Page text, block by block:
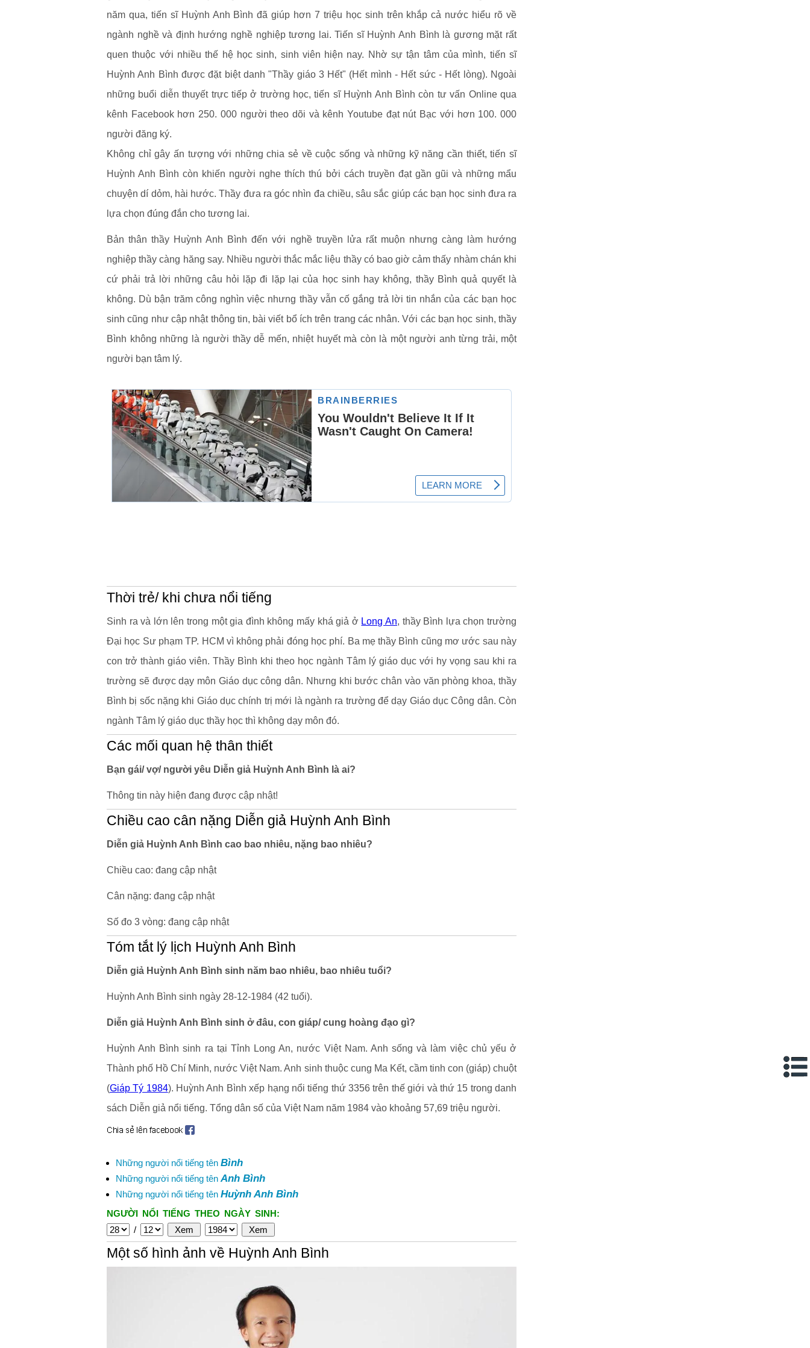
năm qua, tiến sĩ Huỳnh Anh Bình đã giúp hơn 7 triệu học sinh trên khắp cả nước hiểu rõ về
ngành nghề và định hướng nghề nghiệp tương lai. Tiến sĩ Huỳnh Anh Bình là gương mặt rất
quen thuộc với nhiều thế hệ học sinh, sinh viên hiện nay. Nhờ sự tận tâm của mình, tiến sĩ
Huỳnh Anh Bình được đặt biệt danh "Thầy giáo 3 Hết" (Hết mình - Hết sức - Hết lòng). Ngoài
những buổi diễn thuyết trực tiếp ở trường học, tiến sĩ Huỳnh Anh Bình còn tư vấn Online qua
kênh Facebook hơn 250. 000 người theo dõi và kênh Youtube đạt nút Bạc với hơn 100. 000
người đăng ký.
Không chỉ gây ấn tượng với những chia sẻ về cuộc sống và những kỹ năng cần thiết, tiến sĩ
Huỳnh Anh Bình còn khiến người nghe thích thú bởi cách truyền đạt gần gũi và những mẩu
chuyện dí dỏm, hài hước. Thầy đưa ra góc nhìn đa chiều, sâu sắc giúp các bạn học sinh đưa ra
lựa chọn đúng đắn cho tương lai.
Bản thân thầy Huỳnh Anh Bình đến với nghề truyền lửa rất muộn nhưng càng làm hướng
nghiệp thầy càng hăng say. Nhiều người thắc mắc liệu thầy có bao giờ cảm thấy nhàm chán khi
cứ phải trả lời những câu hỏi lặp đi lặp lại của học sinh hay không, thầy Bình quả quyết là
không. Dù bận trăm công nghìn việc nhưng thầy vẫn cố gắng trả lời tin nhắn của các bạn học
sinh cũng như cập nhật thông tin, bài viết bổ ích trên trang các nhân. Với các bạn học sinh, thầy
Bình không những là người thầy dễ mến, nhiệt huyết mà còn là một người anh từng trải, một
người bạn tâm lý.
Thời trẻ/ khi chưa nổi tiếng
Sinh ra và lớn lên trong một gia đình không mấy khá giả ở Long An, thầy Bình lựa chọn trường
Đại học Sư phạm TP. HCM vì không phải đóng học phí. Ba mẹ thầy Bình cũng mơ ước sau này
con trở thành giáo viên. Thầy Bình khi theo học ngành Tâm lý giáo dục với hy vọng sau khi ra
trường sẽ được dạy môn Giáo dục công dân. Nhưng khi bước chân vào văn phòng khoa, thầy
Bình bị sốc nặng khi Giáo dục chính trị mới là ngành ra trường để dạy Giáo dục Công dân. Còn
ngành Tâm lý giáo dục thầy học thì không dạy môn đó.
Các mối quan hệ thân thiết
Bạn gái/ vợ/ người yêu Diễn giả Huỳnh Anh Bình là ai?
Thông tin này hiện đang được cập nhật!
Chiều cao cân nặng Diễn giả Huỳnh Anh Bình
Diễn giả Huỳnh Anh Bình cao bao nhiêu, nặng bao nhiêu?
Chiều cao: đang cập nhật
Cân nặng: đang cập nhật
Số đo 3 vòng: đang cập nhật
Tóm tắt lý lịch Huỳnh Anh Bình
Diễn giả Huỳnh Anh Bình sinh năm bao nhiêu, bao nhiêu tuổi?
Huỳnh Anh Bình sinh ngày 28-12-1984 (42 tuổi).
Diễn giả Huỳnh Anh Bình sinh ở đâu, con giáp/ cung hoàng đạo gì?
Huỳnh Anh Bình sinh ra tại Tỉnh Long An, nước Việt Nam. Anh sống và làm việc chủ yếu ở
Thành phố Hồ Chí Minh, nước Việt Nam. Anh sinh thuộc cung Ma Kết, cầm tinh con (giáp) chuột
(Giáp Tý 1984). Huỳnh Anh Bình xếp hạng nổi tiếng thứ 3356 trên thế giới và thứ 15 trong danh
sách Diễn giả nổi tiếng. Tổng dân số của Việt Nam năm 1984 vào khoảng 57,69 triệu người.
Những người nổi tiếng tên Bình
Những người nổi tiếng tên Anh Bình
Những người nổi tiếng tên Huỳnh Anh Bình
NGƯỜI NỔI TIẾNG THEO NGÀY SINH:
/
Một số hình ảnh về Huỳnh Anh Bình